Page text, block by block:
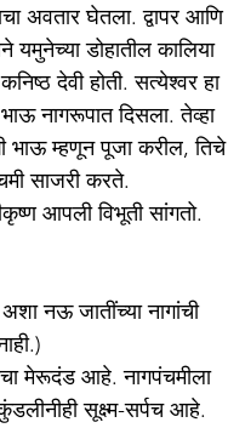
अवतार घेतला. द्वापर आणि
यमुनेच्या डोहातील कालिया
देवी होती. सत्येश्‍वर हा
नागरूपात दिसला. तेव्हा
भाऊ म्हणून पूजा करील, तिचे
साजरी करते.
आपली विभूती सांगतो.
नऊ जातींच्या नागांची
मेरूदंड आहे. नागपंचमीला
सूक्ष्म-सर्पच आहे.